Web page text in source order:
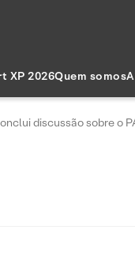
XP 2026Quem somos
discussão sobre o